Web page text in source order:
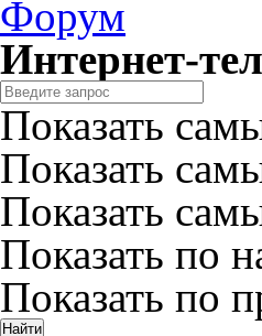
Форум
Интернет-
Показать
Показать
Показать
Показать по
Показать по